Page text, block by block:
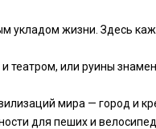
укладом жизни. Здесь
театром, или руины
мира — город и
для пеших и